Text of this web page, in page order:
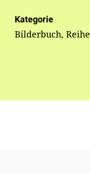
Kategorie
Bilderbuch, Reihe